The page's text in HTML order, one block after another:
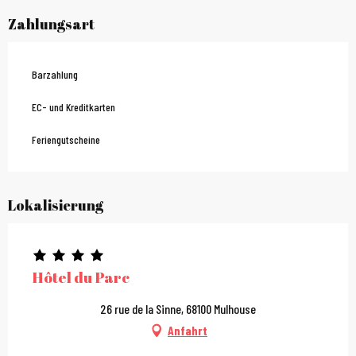
Zahlungsart
Barzahlung
EC- und Kreditkarten
Feriengutscheine
Lokalisierung
Hôtel du Parc
26 rue de la Sinne, 68100 Mulhouse
Anfahrt